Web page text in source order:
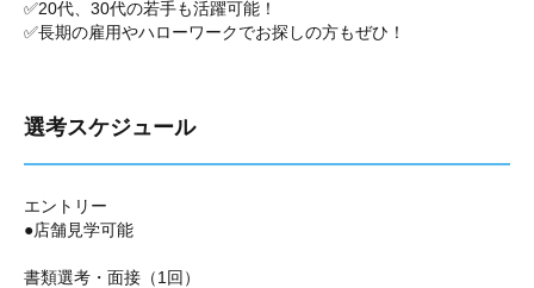
✅20代、30代の若手も活躍可能！
✅長期の雇用やハローワークでお探しの方もぜひ！
選考スケジュール
エントリー
●店舗見学可能
書類選考・面接（1回）